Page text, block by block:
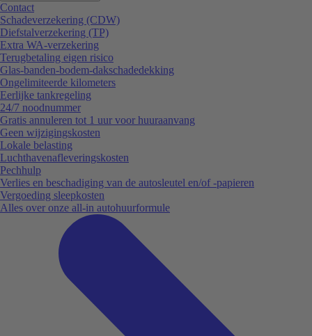
Contact
Schadeverzekering (CDW)
Diefstalverzekering (TP)
Extra WA-verzekering
Terugbetaling eigen risico
Glas-banden-bodem-dakschadedekking
Ongelimiteerde kilometers
Eerlijke tankregeling
24/7 noodnummer
Gratis annuleren tot 1 uur voor huuraanvang
Geen wijzigingskosten
Lokale belasting
Luchthavenafleveringskosten
Pechhulp
Verlies en beschadiging van de autosleutel en/of -papieren
Vergoeding sleepkosten
Alles over onze all-in autohuurformule